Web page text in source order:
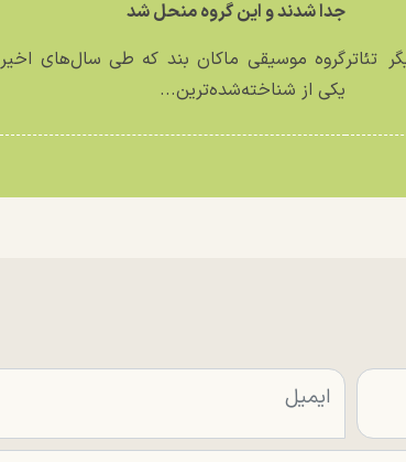
تئاتر
جدا شدند و این گروه منحل شد
گروه موسیقی ماکان بند که طی سال‌های اخیر
یکی از شناخته‌شده‌ترین...